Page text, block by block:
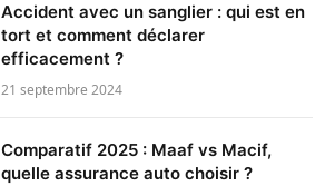
Accident avec un sanglier : qui est en
tort et comment déclarer
efficacement ?
21 septembre 2024
Comparatif 2025 : Maaf vs Macif,
quelle assurance auto choisir ?